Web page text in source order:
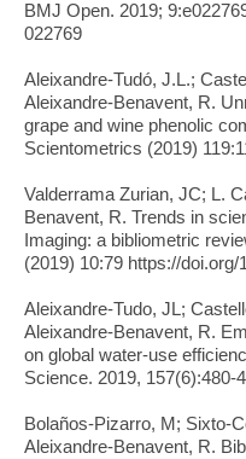
BMJ Open. 2019;
022769
Aleixandre-Tudó, J.L.;
Aleixandre-Benavent, R.
grape and wine phenolic
Scientometrics (2019)
Valderrama Zurian, JC; L.
Benavent, R. Trends in
Imaging: a bibliometric
(2019) 10:79 https://
Aleixandre-Tudo, JL;
Aleixandre-Benavent, R.
on global water-use
Science. 2019, 157(6):480-
Bolaños-Pizarro, M; Sixto-
Aleixandre-Benavent, R.